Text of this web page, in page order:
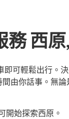
務 西
可輕鬆出行。
由你話事。無
開始探索西原。